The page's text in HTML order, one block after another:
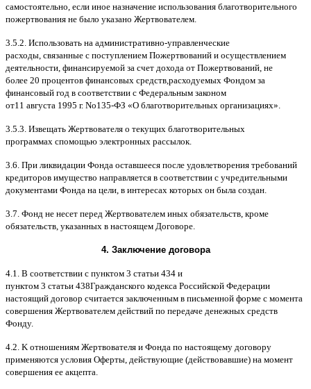
самостоятельно если иное назначение использования благотворительного
пожертвования не было указано Жертвователем
3.5.2. Использовать на административно-управленческие
расходы связанные с поступлением Пожертвований и осуществлением
деятельности финансируемой за счет дохода от Пожертвований не
более 20 процентов финансовых средств расходуемых Фондом за
финансовый год в соответствии с Федеральным законом
от11 августа 1995 г. No135-ФЗ «О благотворительных организациях».
3.5.3. Извещать Жертвователя o текущих благотворительных
программах cпомощью электронных рассылок
3.6. При ликвидации Фонда оставшееся после удовлетворения требований
кредиторов имущество направляется в соответствии с учредительными
документами Фонда на цели в интересах которых он была создан
3.7. Фонд не несет перед Жертвователем иных обязательств кроме
обязательств указанных в настоящем Договоре
4. Заключение договора
4.1. B соответствии с пунктом 3 статьи 434 и
пунктом 3 статьи 438Гражданского кодекса Российской Федерации
настоящий договор считается заключенным в письменной форме c момента
совершения Жертвователем действий по передаче денежных средств
Фонду.
4.2. K отношениям Жертвователя и Фонда по настоящему договору
применяются условия Оферты действующие (действовавшие) на момент
совершения ее акцепта